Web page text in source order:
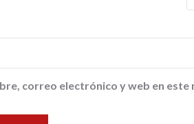
correo electrónico y web en